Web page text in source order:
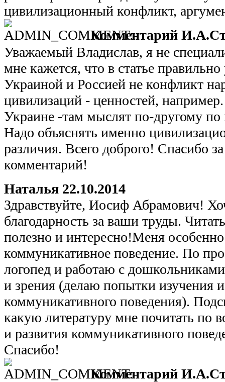
цивилизационный конфликт,
Комментарий
Уважаемый Владислав, я не
мне кажется, что в статье
Украиной и Россией не конфликт
цивилизаций - ценностей,
Украине -там мыслят по-другому
Надо объяснять именно
различия. Всего доброго! Спасибо
комментарий!
Наталья 22.10.2014
Здравствуйте, Иосиф Абрамович!
благодарность за ваши труды.
полезно и интересно!Меня особенно
коммуникативное поведение. По
логопед и работаю с
и зрения (делаю попытки изучения
коммуникативного поведения).
какую литературу мне почитать по
и развития коммуникативного
Спасибо!
Комментарий